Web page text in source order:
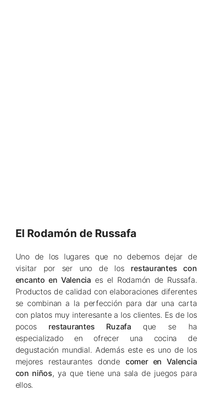
El Rodamón de Russafa
Uno de los lugares que no debemos dejar de
visitar por ser uno de los restaurantes con
encanto en Valencia es el Rodamón de Russafa.
Productos de calidad con elaboraciones diferentes
se combinan a la perfección para dar una carta
con platos muy interesante a los clientes. Es de los
pocos restaurantes Ruzafa que se ha
especializado en ofrecer una cocina de
degustación mundial. Además este es uno de los
mejores restaurantes donde comer en Valencia
con niños, ya que tiene una sala de juegos para
ellos.